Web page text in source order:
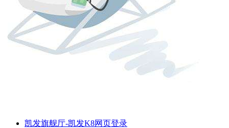
凯发旗舰厅-凯发K8网页登录